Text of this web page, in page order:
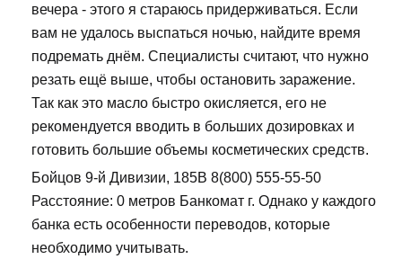
вечера - этого я стараюсь придерживаться. Если
вам не удалось выспаться ночью, найдите время
подремать днём. Специалисты считают, что нужно
резать ещё выше, чтобы остановить заражение.
Так как это масло быстро окисляется, его не
рекомендуется вводить в больших дозировках и
готовить большие объемы косметических средств.
Бойцов 9-й Дивизии, 185В 8(800) 555-55-50
Расстояние: 0 метров Банкомат г. Однако у каждого
банка есть особенности переводов, которые
необходимо учитывать.